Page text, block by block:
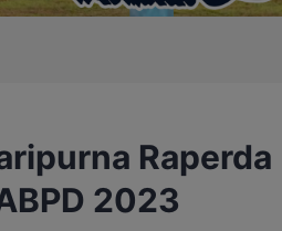
Raperda
2023